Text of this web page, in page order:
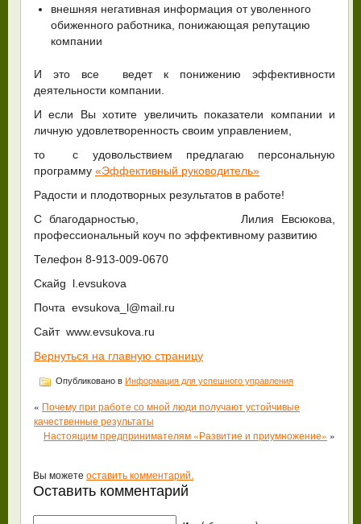
внешняя негативная информация от уволенного
обиженного работника, понижающая репутацию
компании
И это все ведет к понижению эффективности
деятельности компании.
И если Вы хотите увеличить показатели компании и
личную удовлетворенность своим управлением,
то с удовольствием предлагаю персональную
программу «Эффективный руководитель»
Радости и плодотворных результатов в работе!
С благодарностью, Лилия Евсюкова,
профессиональный коуч по эффективному развитию
Телефон 8-913-009-0670
Скайg l.evsukova
Почта evsukova_l@mail.ru
Сайт www.evsukova.ru
Вернуться на главную страницу
Опубликовано в Информация для успешного управления
« Почему при работе со мной люди получают устойчивые
качественные результаты
Настоящим предпринимателям «Развитие и приумножение» »
Вы можете оставить комментарий.
Оставить комментарий